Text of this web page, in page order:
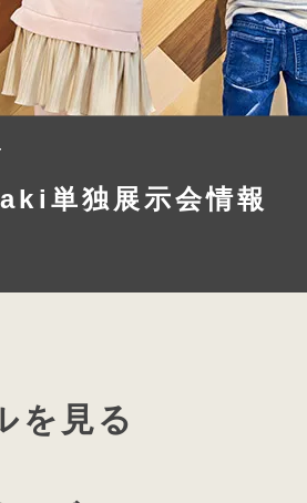
単独展示会情報
を見る